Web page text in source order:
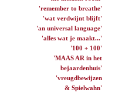
'remember to breathe'
'wat verdwijnt blijft'
'an universal language'
'alles wat je maakt...'
'100 + 100'
'MAAS AR in het
bejaardenhuis'
'vreugdbewijzen
& Spielwahn'